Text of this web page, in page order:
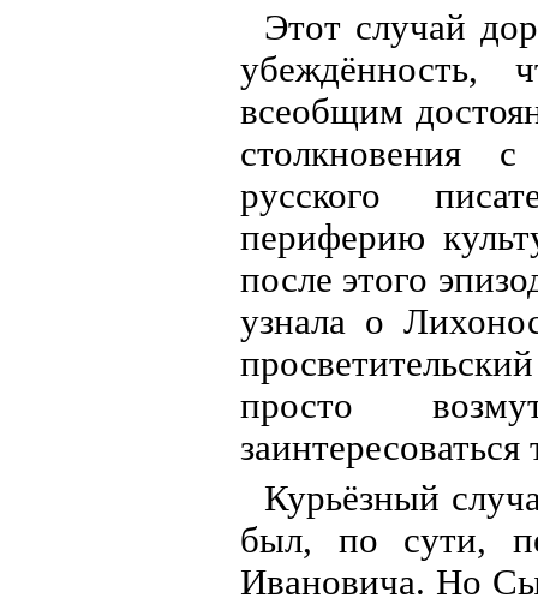
Этот случай
всеобщим
столкновения
русского
периферию
после этого
узнала о
просто
Курьёзный
был, по сути,
Ивановича. Но